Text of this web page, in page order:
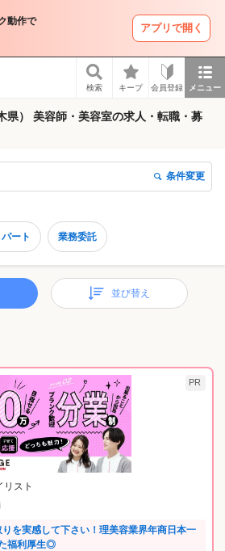
動作で
アプリで開く
検索 キープ 会員登録 メニュー
県） 美容師・美容室の求人・転職・募
条件変更
ート 業務委託
並び替え
PR
リスト
りを実感して下さい！理美容業界年商日本一
福利厚生◎